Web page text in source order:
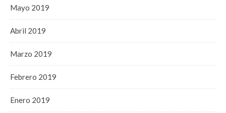
Mayo 2019
Abril 2019
Marzo 2019
Febrero 2019
Enero 2019